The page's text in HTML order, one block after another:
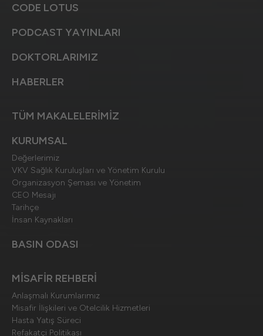
CODE LOTUS
PODCAST YAYINLARI
DOKTORLARIMIZ
HABERLER
TÜM MAKALELERİMİZ
KURUMSAL
Değerlerimiz
VKV Sağlık Kuruluşları ve Yönetim Kurulu
Organizasyon Şeması ve Yönetim
CEO Mesajı
Tarihçe
İnsan Kaynakları
BASIN ODASI
MİSAFİR REHBERİ
Anlaşmalı Kurumlarımız
Misafir İlişkileri ve Otelcilik Hizmetleri
Hasta Yatış Süreci
Refakatçi Politikası